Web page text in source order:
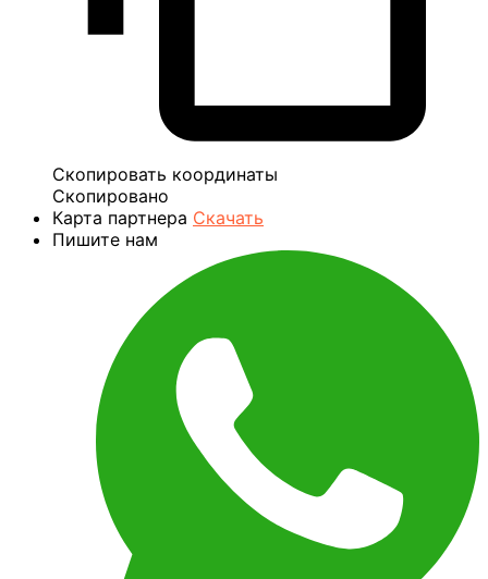
Скопировать координаты
Скопировано
Карта партнера Скачать
Пишите нам